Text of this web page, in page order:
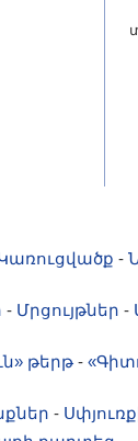
-
- Մրցույթներ -
թերթ -
-